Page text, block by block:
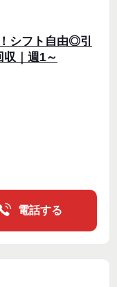
シフト自由◎引
｜週1～
電話する